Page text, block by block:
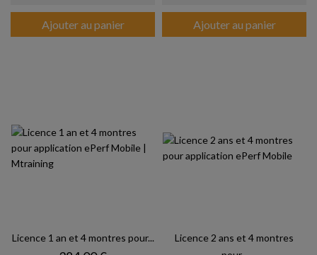
Ajouter au panier Ajouter au panier
Licence 1 an et 4 montres pour...
Licence 2 ans et 4 montres